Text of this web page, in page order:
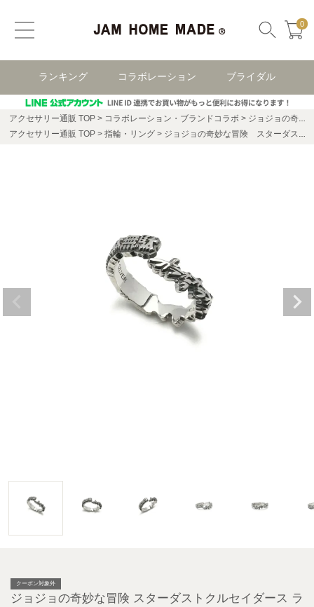
0
ランキング コラボレーション ブライダル
アクセサリー通販 TOP コラボレーション・ブランドコラボ
ジョジョの奇妙な冒険 コラボアクセサリー
アクセサリー通販 TOP
指輪・リング ジョジョの奇妙な冒険 スターダストクルセイダース ラストファイトリング
クーポン対象外
ジョジョの奇妙な冒険 スターダストクルセイダース ラ